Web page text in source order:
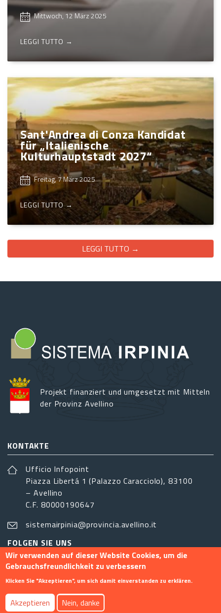
Mittwoch, 12 März 2025
LEGGI TUTTO →
Sant'Andrea di Conza Kandidat
für „Italienische
Kulturhauptstadt 2027“
Freitag, 7 März 2025
LEGGI TUTTO →
LEGGI TUTTO →
Projekt finanziert und umgesetzt mit Mitteln
der Provinz Avellino
KONTAKTE
Ufficio Infopoint
Piazza Libertá 1 (Palazzo Caracciolo), 83100
– Avellino
C.F. 80000190647
sistemairpinia@provincia.avellino.it
FOLGEN SIE UNS
Footer menu
Info Kontakt Privacy
Wir verwenden auf dieser Website Cookies, um die
Gebrauchsfreundlichkeit zu verbessern
Klicken Sie "Akzeptieren", um sich damit einverstanden zu erklären.
Akzeptieren Nein, danke